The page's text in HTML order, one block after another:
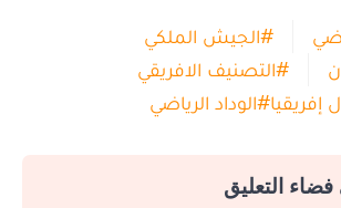
#الجيش الملكي
#التصنيف الافريقي
إفريقيا#الوداد الرياضي
التعليق